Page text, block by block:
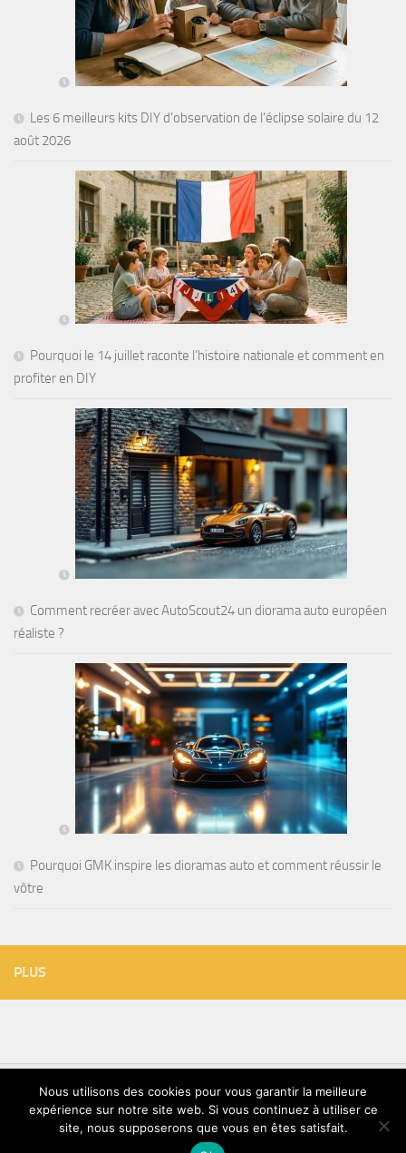
Les 6 meilleurs kits DIY d’observation de l’éclipse solaire du 12
août 2026
Pourquoi le 14 juillet raconte l’histoire nationale et comment en
profiter en DIY
Comment recréer avec AutoScout24 un diorama auto européen
réaliste ?
Pourquoi GMK inspire les dioramas auto et comment réussir le
vôtre
PLUS
TVT © 2026. Tous droits réservés.
Nous utilisons des cookies pour vous garantir la meilleure
expérience sur notre site web. Si vous continuez à utiliser ce
site, nous supposerons que vous en êtes satisfait.